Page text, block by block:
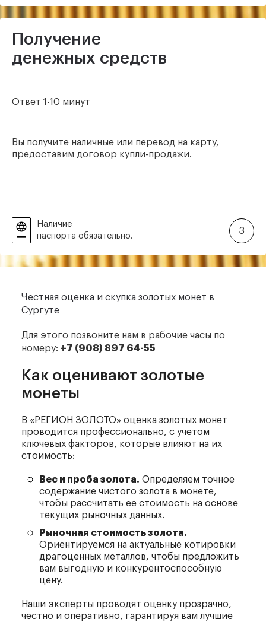
Получение
денежных средств
Ответ 1-10 минут
Вы получите наличные или перевод на карту,
предоставим договор купли-продажи.
Наличие
паспорта обязательно.
3
Честная оценка и скупка золотых монет в
Сургуте
Для этого позвоните нам в рабочие часы по
номеру: +7 (908) 897 64-55
Как оценивают золотые
монеты
В «РЕГИОН ЗОЛОТО» оценка золотых монет
проводится профессионально, с учетом
ключевых факторов, которые влияют на их
стоимость:
Вес и проба золота. Определяем точное
содержание чистого золота в монете,
чтобы рассчитать ее стоимость на основе
текущих рыночных данных.
Рыночная стоимость золота.
Ориентируемся на актуальные котировки
драгоценных металлов, чтобы предложить
вам выгодную и конкурентоспособную
цену.
Наши эксперты проводят оценку прозрачно,
честно и оперативно, гарантируя вам лучшие